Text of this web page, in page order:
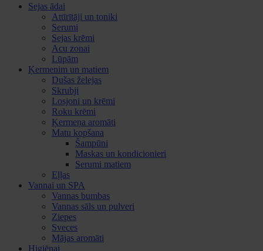
Sejas ādai
Attīrītāji un toniki
Serumi
Sejas krēmi
Acu zonai
Lūpām
Ķermenim un matiem
Dušas želejas
Skrubji
Losjoni un krēmi
Roku krēmi
Ķermeņa aromāti
Matu kopšana
Šampūni
Maskas un kondicionieri
Serumi matiem
Eļļas
Vannai un SPA
Vannas bumbas
Vannas sāls un pulveri
Ziepes
Sveces
Mājas aromāti
Higiēnai